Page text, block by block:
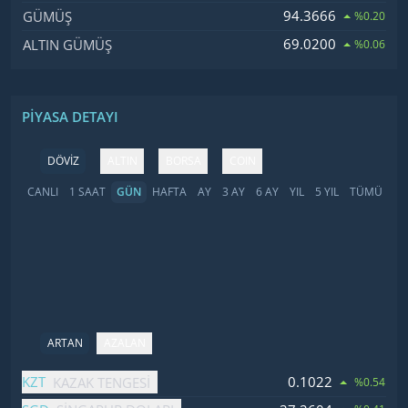
GÜMÜŞ 94.3666 %0.20
ALTIN GÜMÜŞ 69.0200 %0.06
PIYASA DETAYI
DÖVİZ
CANLI
1 SAAT GÜN HAFTA AY 3 AY 6 AY YIL 5 YIL TÜMÜ
ARTAN
İsim FiyatDeğişim
KZT KAZAK TENGESI 0.1022 %0.54